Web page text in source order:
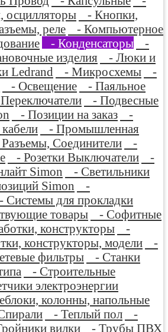
осцилляторы
- Кнопки,
реле
- Компьютерное
- Конденсаторы
-
изделия
- Люки и
Ledrand
- Микросхемы
-
- Освещение
- Паяльное
- Подвесные
- Позиции на заказ
-
- Промышленная
Соединители
-
- Розетки Выключатели
-
Simon
- Светильники
Simon
-
Системы для прокладки
товары
- Софитные
конструкторы
-
конструкторы, модели
-
фильтры
- Станки
- Строительные
электроэнергии
колонны, напольные
- Теплый пол
-
вилки
- Трубы ПВХ